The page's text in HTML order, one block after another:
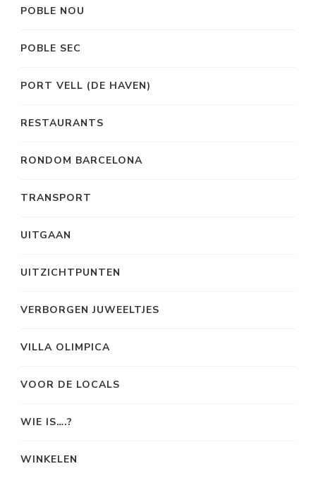
POBLE NOU
POBLE SEC
PORT VELL (DE HAVEN)
RESTAURANTS
RONDOM BARCELONA
TRANSPORT
UITGAAN
UITZICHTPUNTEN
VERBORGEN JUWEELTJES
VILLA OLIMPICA
VOOR DE LOCALS
WIE IS….?
WINKELEN